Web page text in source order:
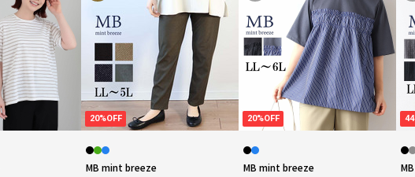
20%OFF
MB mint breeze
20%OFF
MB mint breeze